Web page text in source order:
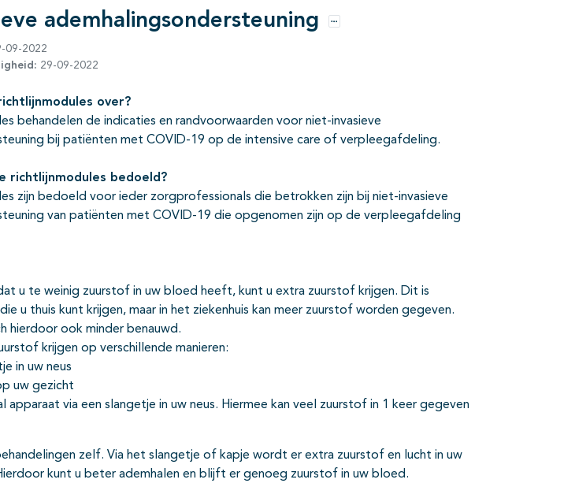
ademhalingsondersteuning Opties
09-2022
29-09-2022
over?
behandelen de indicaties en randvoorwaarden voor niet-invasieve
bij patiënten met COVID-19 op de intensive care of verpleegafdeling.
richtlijnmodules bedoeld?
zijn bedoeld voor ieder zorgprofessionals die betrokken zijn bij niet-invasieve
van patiënten met COVID-19 die opgenomen zijn op de verpleegafdeling
u te weinig zuurstof in uw bloed heeft, kunt u extra zuurstof krijgen. Dit is
u thuis kunt krijgen, maar in het ziekenhuis kan meer zuurstof worden gegeven.
hierdoor ook minder benauwd.
krijgen op verschillende manieren:
in uw neus
uw gezicht
apparaat via een slangetje in uw neus. Hiermee kan veel zuurstof in 1 keer gegeven
zelf. Via het slangetje of kapje wordt er extra zuurstof en lucht in uw
kunt u beter ademhalen en blijft er genoeg zuurstof in uw bloed.